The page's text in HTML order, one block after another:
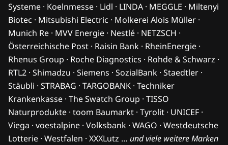
Systeme · Koelnmesse · Lidl · LINDA · MEGGLE · Miltenyi
Biotec · Mitsubishi Electric · Molkerei Alois Müller ·
Munich Re · MVV Energie · Nestlé · NETZSCH ·
Österreichische Post · Raisin Bank · RheinEnergie ·
Rhenus Group · Roche Diagnostics · Rohde & Schwarz ·
RTL2 · Shimadzu · Siemens · SozialBank · Staedtler ·
Stäubli · STRABAG · TARGOBANK · Techniker
Krankenkasse · The Swatch Group · TISSO
Naturprodukte · toom Baumarkt · Tyrolit · UNICEF ·
Viega · voestalpine · Volksbank · WAGO · Westdeutsche
Lotterie · Westfalen · XXXLutz … und viele weitere Marken